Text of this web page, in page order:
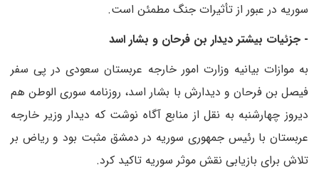
سوریه در عبور از تأثیرات جنگ مطمئن است.
- جزئیات بیشتر دیدار بن فرحان و بشار اسد
به موازات بیانیه وزارت امور خارجه عربستان سعودی در پی سفر
فیصل بن فرحان و دیدارش با بشار اسد، روزنامه سوری الوطن هم
دیروز چهارشنبه به نقل از منابع آگاه نوشت که دیدار وزیر خارجه
عربستان با رئیس جمهوری سوریه در دمشق مثبت بود و ریاض بر
تلاش برای بازیابی نقش موثر سوریه تاکید کرد.